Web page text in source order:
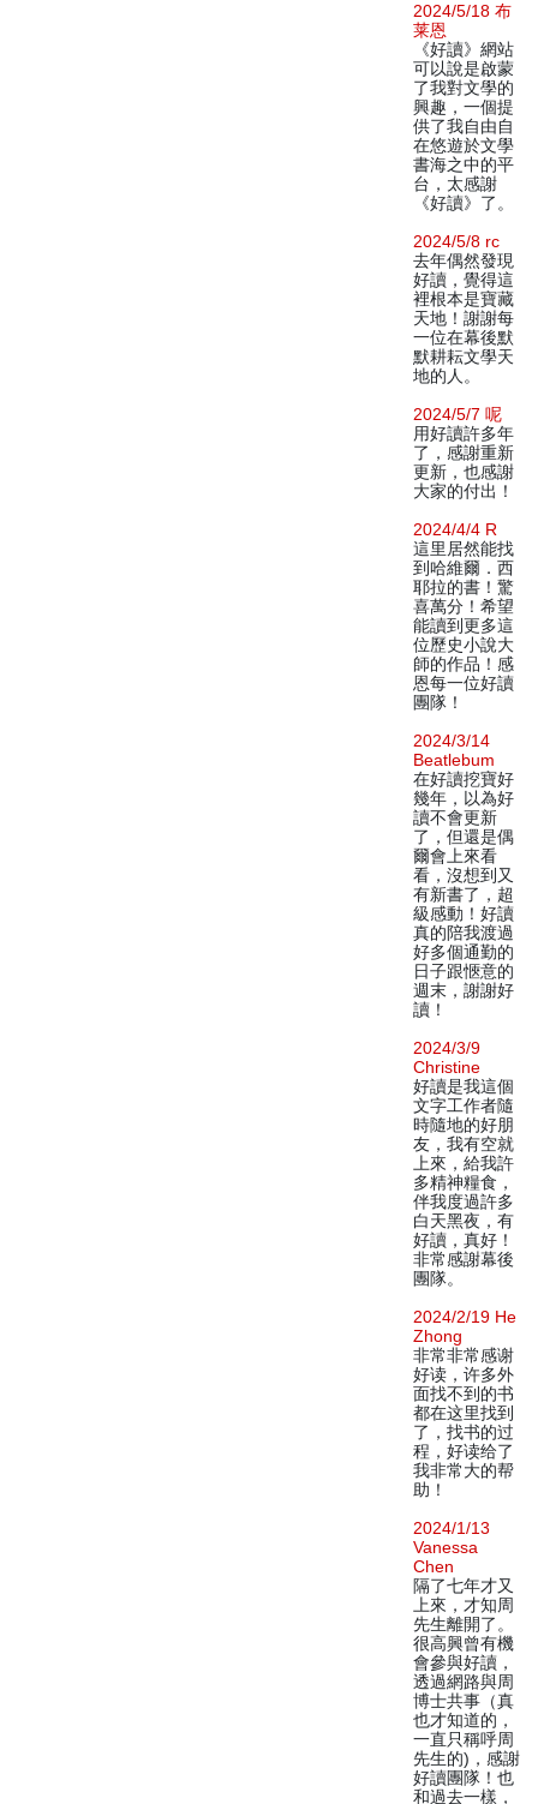
2024/5/18 布
莱恩
《好讀》網站
可以說是啟蒙
了我對文學的
興趣，一個提
供了我自由自
在悠遊於文學
書海之中的平
台，太感謝
《好讀》了。
2024/5/8 rc
去年偶然發現
好讀，覺得這
裡根本是寶藏
天地！謝謝每
一位在幕後默
默耕耘文學天
地的人。
2024/5/7 呢
用好讀許多年
了，感謝重新
更新，也感謝
大家的付出！
2024/4/4 R
這里居然能找
到哈維爾．西
耶拉的書！驚
喜萬分！希望
能讀到更多這
位歷史小說大
師的作品！感
恩每一位好讀
團隊！
2024/3/14
Beatlebum
在好讀挖寶好
幾年，以為好
讀不會更新
了，但還是偶
爾會上來看
看，沒想到又
有新書了，超
級感動！好讀
真的陪我渡過
好多個通勤的
日子跟愜意的
週末，謝謝好
讀！
2024/3/9
Christine
好讀是我這個
文字工作者隨
時隨地的好朋
友，我有空就
上來，給我許
多精神糧食，
伴我度過許多
白天黑夜，有
好讀，真好！
非常感謝幕後
團隊。
2024/2/19 He
Zhong
非常非常感谢
好读，许多外
面找不到的书
都在这里找到
了，找书的过
程，好读给了
我非常大的帮
助！
2024/1/13
Vanessa
Chen
隔了七年才又
上來，才知周
先生離開了。
很高興曾有機
會參與好讀，
透過網路與周
博士共事（真
也才知道的，
一直只稱呼周
先生的)，感謝
好讀團隊！也
和過去一樣，